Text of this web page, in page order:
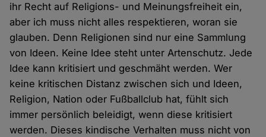
ihr Recht auf Religions- und Meinungsfreiheit ein,
aber ich muss nicht alles respektieren, woran sie
glauben. Denn Religionen sind nur eine Sammlung
von Ideen. Keine Idee steht unter Artenschutz. Jede
Idee kann kritisiert und geschmäht werden. Wer
keine kritischen Distanz zwischen sich und Ideen,
Religion, Nation oder Fußballclub hat, fühlt sich
immer persönlich beleidigt, wenn diese kritisiert
werden. Dieses kindische Verhalten muss nicht von